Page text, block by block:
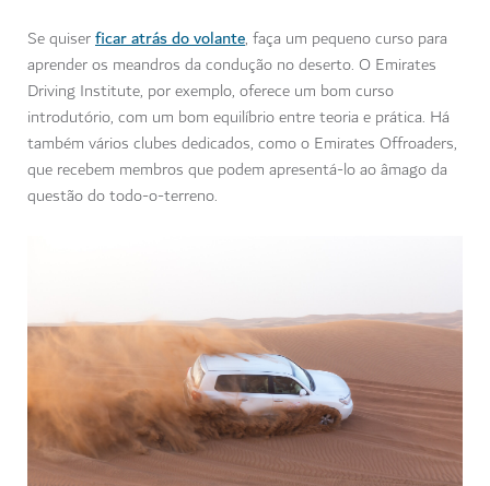
Se quiserficar atrás do volante, faça um pequeno curso para
aprender os meandros da condução no deserto. O Emirates
Driving Institute, por exemplo, oferece um bom curso
introdutório, com um bom equilíbrio entre teoria e prática. Há
também vários clubes dedicados, como o Emirates Offroaders,
que recebem membros que podem apresentá-lo ao âmago da
questão do todo-o-terreno.